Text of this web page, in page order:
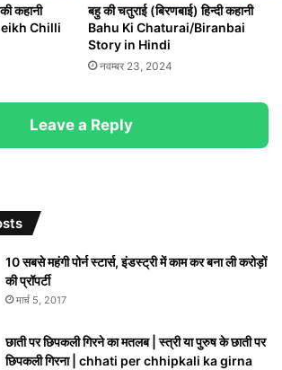
कहानी
Chilli
बहु की चतुराई (बिरणबाई) हिन्दी कहानी
Bahu Ki Chaturai/Biranbai
Story in Hindi
नवम्बर 23, 2024
Leave a Reply
10 सबसे महंगी पोर्न स्टार्स, इंडस्ट्री में काम कर बना ली करोड़ों
की प्रॉपर्टी
मार्च 5, 2017
छाती पर छिपकली गिरने का मतलब | स्त्री या पुरुष के छाती पर
छिपकली गिरना | chhati per chhipkali ka girna